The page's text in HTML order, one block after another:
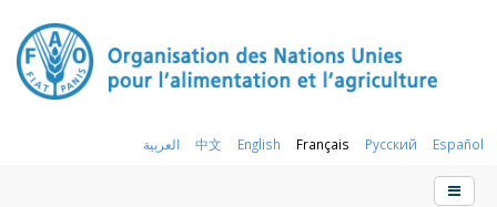
العربية 中文 English Français Русский Español